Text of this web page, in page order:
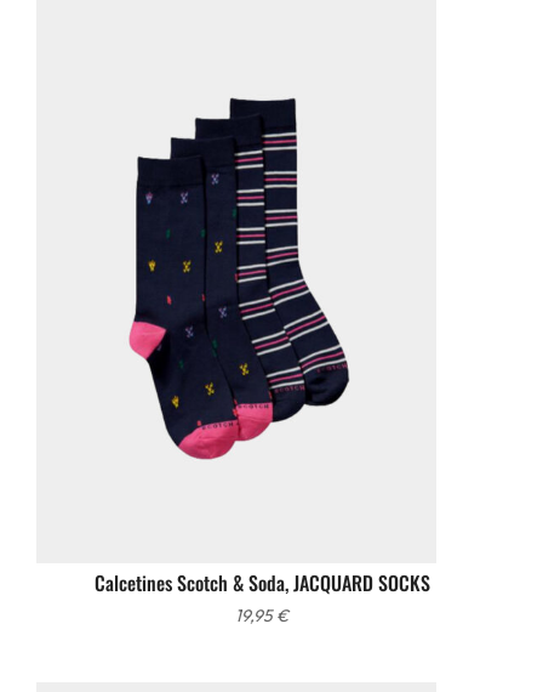
Calcetines Scotch & Soda, JACQUARD SOCKS
19,95€